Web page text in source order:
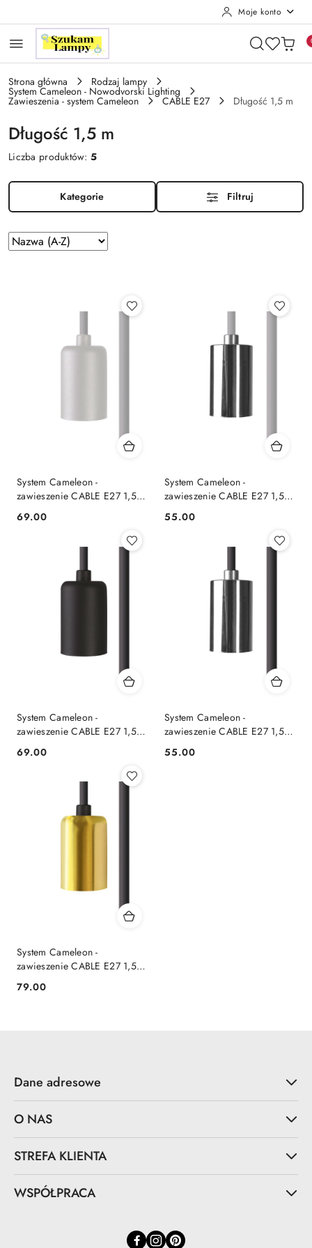
Moje konto
Strona główna Rodzaj lampy
System Cameleon - Nowodvorski Lighting
Zawieszenia - system Cameleon CABLE E27 Długość 1,5 m
Długość 1,5 m
Liczba produktów:5
Kategorie Filtruj
Zastosowano
sortowanie:
Sortuj
według
System Cameleon -
zawieszenie CABLE E27 1,5 M
białe - Nowodvorski Lighting
Cena:
69.00
System Cameleon -
zawieszenie CABLE E27 1,5 M
biały / chrom - Nowodvorski
Lighting
Cena:
55.00
System Cameleon -
zawieszenie CABLE E27 1,5 M
Lighting
Cena:
69.00
System Cameleon -
zawieszenie CABLE E27 1,5 M
Nowodvorski Lighting
Cena:
55.00
System Cameleon -
zawieszenie CABLE E27 1,5 M
czarny / mosiądz -
Nowodvorski Lighting
Cena:
79.00
Dane adresowe
O NAS
STREFA KLIENTA
WSPÓŁPRACA